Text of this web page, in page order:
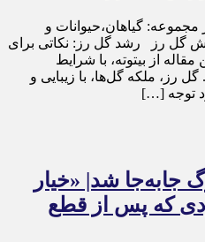
گیاهان،حیوانات و
گل رز رشد گل رز: نکاتی برای
از بیتوته، با شرایط
رز، ملکه گل‌ها، با زیبایی و
توجه […]
جابه‌جا شد| «خیار
که پس از قطع